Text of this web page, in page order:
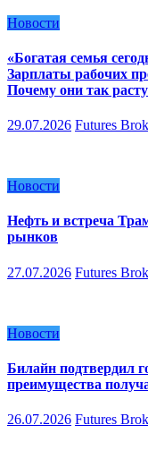
Новости
«Богатая семья
Зарплаты рабочих
Почему они так
29.07.2026 Futures
Новости
Нефть и встреча
рынков
27.07.2026 Futures
Новости
Билайн подтвердил
преимущества
26.07.2026 Futures